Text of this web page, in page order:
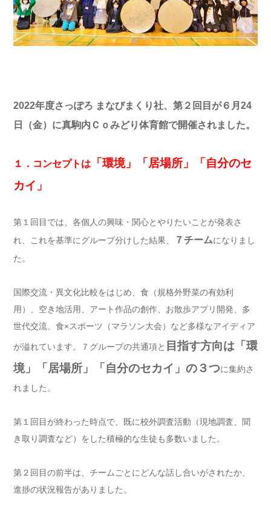
2022年度さっぽろ まなびまくり社、第２回目が６月24
日（金）に真駒内Ｃｏみどり体育館で開催されました。
１．コンセプトは
「環境」「居場所」「自分のセ
カイ」
第１回目では、各個人の興味・関心とやりたいことが発表さ
れ、これを基準にグループ分けした結果、
７チームになりまし
た。
国際交流・異文化比較をはじめ、食（規格外野菜の有効利
用）、空き地活用、アート作品の創作、お散歩アプリ開発、多
世代交流、食×スポーツ（マラソン大会）など多様なアイディア
が溢れています。７グループの共通項と 目指す方向は「環
境」「居場所」「自分のセカイ」の３つに集約さ
れました。
第１回目が終わった時点で、既に校外調査活動（現地調査、聞
き取り調査など）をした積極的な生徒も多数いました。
第２回目の前半は、チームごとにどんな話し合いがされたか、
進捗の状況報告がありました。